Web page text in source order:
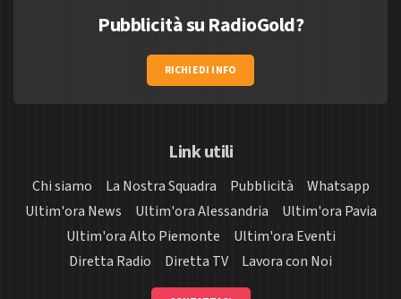
Pubblicità su RadioGold?
RICHIEDI INFO
Link utili
Chi siamo La Nostra Squadra Pubblicità
Whatsapp
Ultim'ora News
Ultim'ora Alessandria
Ultim'ora Pavia
Ultim'ora Alto Piemonte
Ultim'ora Eventi
Diretta Radio
Diretta TV Lavora con Noi